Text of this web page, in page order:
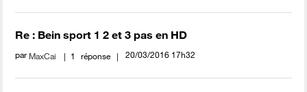
Re : Bein sport 1 2 et 3 pas en HD
par MaxCai 1 réponse ‎20/03/2016 17h32